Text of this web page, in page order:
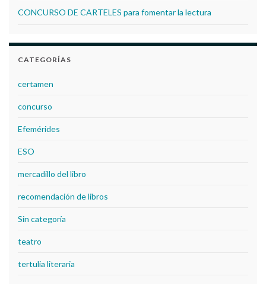
CONCURSO DE CARTELES para fomentar la lectura
CATEGORÍAS
certamen
concurso
Efemérides
ESO
mercadillo del libro
recomendación de libros
Sin categoría
teatro
tertulia literaria